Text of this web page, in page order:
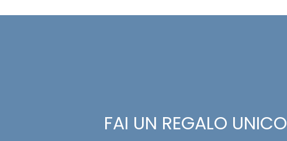
FAI UN REGALO UNICO